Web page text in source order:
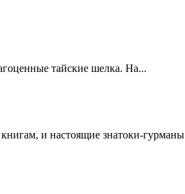
тайские шелка. На...
и настоящие знатоки-